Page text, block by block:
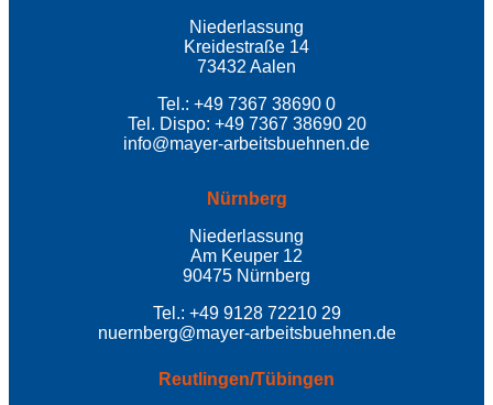
Niederlassung
Kreidestraße 14
73432 Aalen
Tel.: +49 7367 38690 0
Tel. Dispo: +49 7367 38690 20
info@mayer-arbeitsbuehnen.de
Nürnberg
Niederlassung
Am Keuper 12
90475 Nürnberg
Tel.: +49 9128 72210 29
nuernberg@mayer-arbeitsbuehnen.de
Reutlingen/Tübingen